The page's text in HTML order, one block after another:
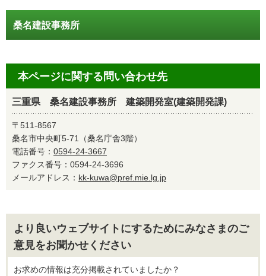
桑名建設事務所
本ページに関する問い合わせ先
三重県 桑名建設事務所 建築開発室(建築開発課)
〒511-8567
桑名市中央町5-71（桑名庁舎3階）
電話番号： 0594-24-3667
ファクス番号：0594-24-3696
メールアドレス： kk-kuwa@pref.mie.lg.jp
より良いウェブサイトにするためにみなさまのご
意見をお聞かせください
お求めの情報は充分掲載されていましたか？